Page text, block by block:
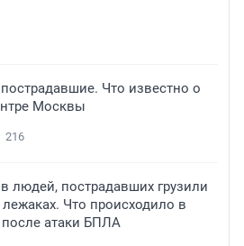
Что известно о
Москвы
216
людей, пострадавших грузили
Что происходило в
атаки БПЛА